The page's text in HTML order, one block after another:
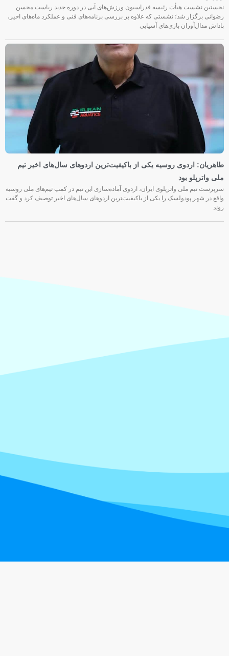
نخستین نشست هیأت رئیسه فدراسیون ورزش‌های آبی در دوره جدید ریاست محسن
رضوانی برگزار شد؛ نشستی که علاوه بر بررسی برنامه‌های فنی و عملکرد ماه‌های اخیر،
پاداش مدال‌آوران بازی‌های آسیایی
طاهریان: اردوی روسیه یکی از باکیفیت‌ترین اردوهای سال‌های اخیر تیم
ملی واترپلو بود
سرپرست تیم ملی واترپلوی ایران، اردوی آماده‌سازی این تیم در کمپ تیم‌های ملی روسیه
واقع در شهر پودولسک را یکی از باکیفیت‌ترین اردوهای سال‌های اخیر توصیف کرد و گفت
روند